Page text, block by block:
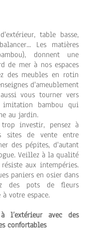
table basse,
Les matières
donnent une
de mer à nos espaces
des meubles en rotin
d'ameublement
vous tourner vers
imitation bambou qui
au jardin.
investir, pensez à
sites de vente entre
des pépites, d'autant
Veillez à la qualité
aux intempéries.
paniers en osier dans
des pots de fleurs
votre espace.
l’extérieur avec des
confortables